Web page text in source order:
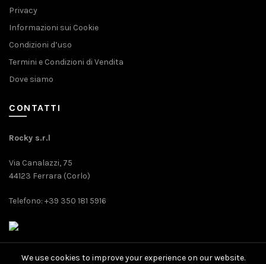
Privacy
Informazioni sui Cookie
Condizioni d’uso
Termini e Condizioni di Vendita
Dove siamo
CONTATTI
Rocky s.r.l
Via Canalazzi, 75
44123 Ferrara (Corlo)
Telefono: +39 350 181 5916
We use cookies to improve your experience on our website.